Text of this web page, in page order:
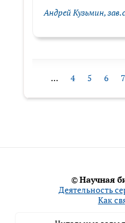
Андрей Кузьмин,
… 4 5 6 7
©Научная
Деятельность
Как